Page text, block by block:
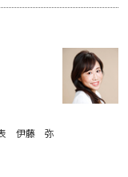
表 伊藤 弥